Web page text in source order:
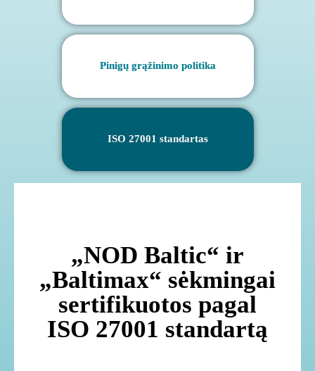
Pinigų grąžinimo politika
ISO 27001 standartas
„NOD Baltic“ ir
„Baltimax“ sėkmingai
sertifikuotos pagal
ISO 27001 standartą